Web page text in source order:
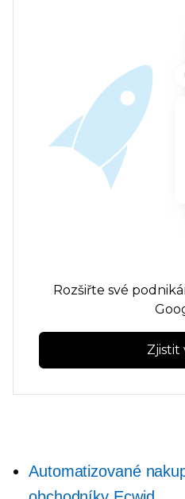
Rozšiřte své
Zjistit
Automatizované